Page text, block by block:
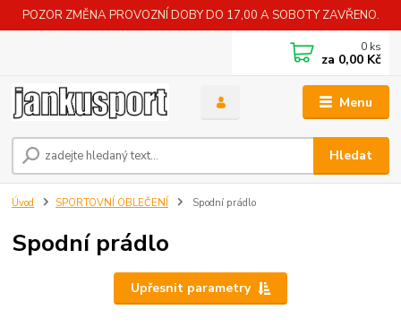
POZOR ZMĚNA PROVOZNÍ DOBY DO 17,00 A SOBOTY ZAVŘENO.
Menu
Hledat
0 ks
za 0,00 Kč
Úvod SPORTOVNÍ OBLEČENÍ Spodní prádlo
Spodní prádlo
Upřesnit parametry